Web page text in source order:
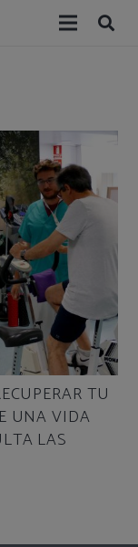
TU
UNA VIDA
LAS